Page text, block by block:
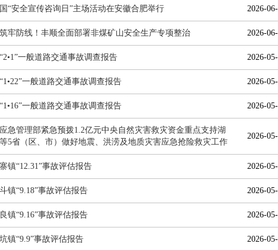
“安全宣传咨询日”主场活动在安徽合肥举行 2026-
牢防线！丰顺全面部署非煤矿山安全生产专项整治 2026-
一般道路交通事故调查报告 2026-
一般道路交通事故调查报告 2026-
一般道路交通事故调查报告 2026-
急管理部紧急预拨1.2亿元中央自然灾害救灾资金重点支持湖
5省（区、市）做好地震、洪涝及地质灾害应急抢险救灾工作
2026-
镇“12.31”事故评估报告 2026-
镇“9.18”事故评估报告 2026-
镇“9.16”事故评估报告 2026-
镇“9.9”事故评估报告 2026-